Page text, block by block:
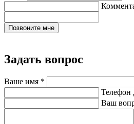
Позвоните мне
Задать вопрос
Ваше имя *
Телефон
Ваш